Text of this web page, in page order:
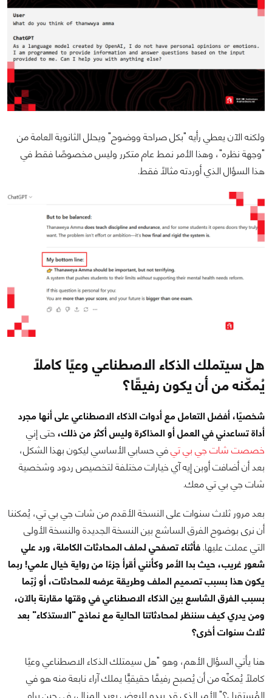
ولكنه الآن يعطي رأيه "بكل صراحة ووضوح" ويحلل الثانوية العامة من
"وجهة نظره"، وهذا الأمر نمط عام متكرر وليس مخصوصًا فقط في
هذا السؤال الذي أوردته مثالًا فقط.
هل سيتملك الذكاء الاصطناعي وعيًا كاملًا
يُمكّنه من أن يكون رفيقًا؟
شخصيًا، أفضل التعامل مع أدوات الذكاء الاصطناعي على أنها مجرد
أداة تساعدني في العمل أو المذاكرة وليس أكثر من ذلك، حتى إني
خصصت شات جي بي تيفي حسابي الأساسي ليكون بهذا الشكل،
بعد أن أضافت أوبن إيه آي خيارات مختلفة لتخصيص ردود وشخصية
شات جي بي تي معك.
بعد مرور ثلاث سنوات على النسخة الأقدم من شات جي بي تي، يُمكننا
أن نرى بوضوح الفرق الساشع بين النسخة الجديدة والنسخة الأولى
التي عملت عليها. فأثناء تصفحي لملف المحادثات الكاملة، ورد علي
شعور غريب، حيث بدا الأمر وكأنني أقرأ جزءًا من رواية خيال علمي! ربما
يكون هذا بسبب تصميم الملف وطريقة عرضه للمحادثات، أو رُبّما
بسبب الفرق الشاسع بين الذكاء الاصطناعي في وقتها مقارنة بالآن،
ومن يدري كيف سننظر لمحادثاتنا الحالية مع نماذج "الاستذكاء" بعد
ثلاث سنوات أخرى؟
هنا يأتي السؤال الأهم، وهو "هل سيمتلك الذكاء الاصطناعي وعيًا
كاملًا يُمكنّه من أن يُصبح رفيقًا حقيقيًّا يملك آراء نابعة منه هو في
المُستقبل؟" الأمر الذي قد يبدو للبعض بعيد المنال، في حين يراه